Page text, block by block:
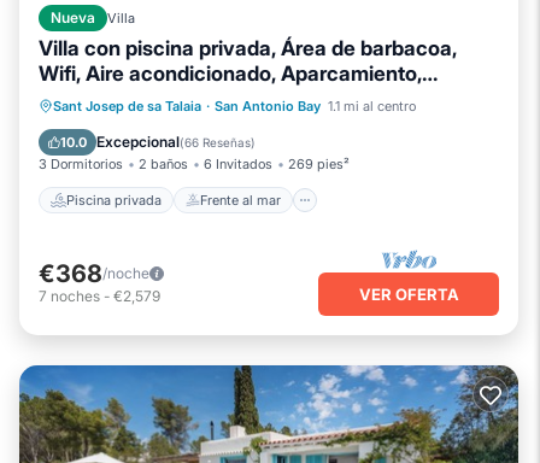
Nueva Villa
Villa con piscina privada, Área de barbacoa,
Wifi, Aire acondicionado, Aparcamiento,
amurallada Tierra
Sant Josep de sa Talaia · San Antonio Bay 1.1 mi al centro
10.0 Excepcional(66 Reseñas)
3 Dormitorios 2 baños 6 Invitados 269 pies²
Piscina privada Frente al mar
Piscina privada
Frente al mar
Piscina
Vista al mar
€368/noche
7 noches - €2,579 VER OFERTA